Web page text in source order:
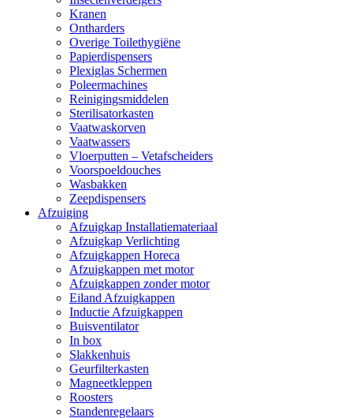
Kranen
Ontharders
Overige Toilethygiëne
Papierdispensers
Plexiglas Schermen
Poleermachines
Reinigingsmiddelen
Sterilisatorkasten
Vaatwaskorven
Vaatwassers
Vloerputten – Vetafscheiders
Voorspoeldouches
Wasbakken
Zeepdispensers
Afzuiging
Afzuigkap Installatiemateriaal
Afzuigkap Verlichting
Afzuigkappen Horeca
Afzuigkappen met motor
Afzuigkappen zonder motor
Eiland Afzuigkappen
Inductie Afzuigkappen
Buisventilator
In box
Slakkenhuis
Geurfilterkasten
Magneetkleppen
Roosters
Standenregelaars